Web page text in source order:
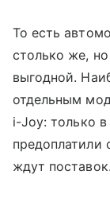
То есть
столько же,
выгодной.
отдельным
i-Joy: только
предоплатили
ждут поставок.